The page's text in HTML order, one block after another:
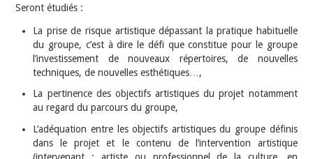
Seront étudiés :
La prise de risque artistique dépassant la pratique habituelle
du groupe, c’est à dire le défi que constitue pour le groupe
l’investissement de nouveaux répertoires, de nouvelles
techniques, de nouvelles esthétiques…,
La pertinence des objectifs artistiques du projet notamment
au regard du parcours du groupe,
L’adéquation entre les objectifs artistiques du groupe définis
dans le projet et le contenu de l’intervention artistique
(intervenant : artiste ou professionnel de la culture, en